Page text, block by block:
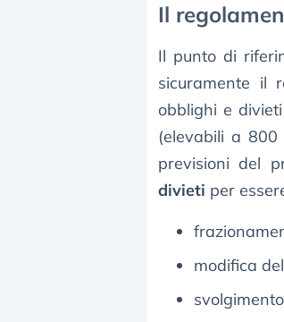
Il
Il punto di
sicuramente il
obblighi e
(elevabili a 800
previsioni del
divieti per
modifica